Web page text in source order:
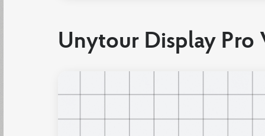
Unytour Display Pro